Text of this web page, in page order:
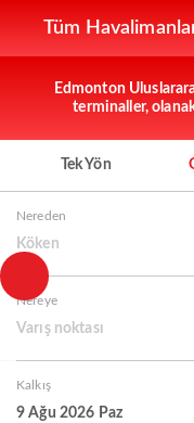
Tüm
Edmonton
terminaller,
Tek Yön
Nereden
Köken
Nereye
Varış noktası
Kalkış
9 Ağu 2026 Paz